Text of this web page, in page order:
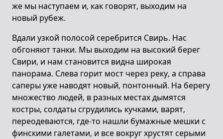
же мы наступаем и, как говорят, выходим на
новый рубеж.
Вдали узкой полосой серебрится Свирь. Нас
обгоняют танки. Мы выходим на высокий берег
Свири, и нам становится видна широкая
панорама. Слева горит мост через реку, а справа
саперы уже наводят новый, понтонный. На берегу
множество людей, в разных местах дымятся
костры, солдаты сгрудились кучками, варят,
переодеваются, где-то нашли бумажные мешки с
финскими галетами, и все вокруг хрустят серыми